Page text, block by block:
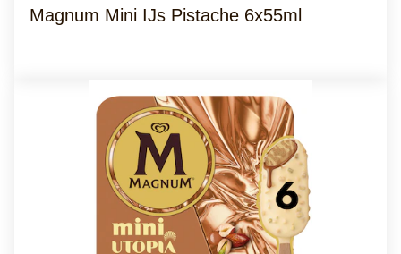
Magnum Mini IJs Pistache 6x55ml